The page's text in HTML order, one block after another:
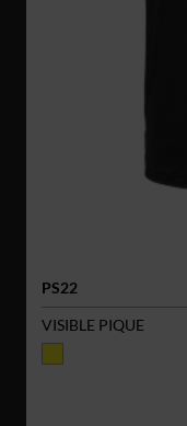
PS22
VISIBLE PIQUE